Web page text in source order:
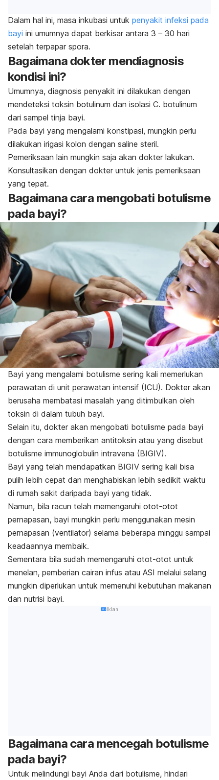
Dalam hal ini, masa inkubasi untuk penyakit infeksi pada
bayi ini umumnya dapat berkisar antara 3 – 30 hari
setelah terpapar spora.
Bagaimana dokter mendiagnosis
kondisi ini?
Umumnya, diagnosis penyakit ini dilakukan dengan
mendeteksi toksin botulinum dan isolasi C. botulinum
dari sampel tinja bayi.
Pada bayi yang mengalami konstipasi, mungkin perlu
dilakukan irigasi kolon dengan saline steril.
Pemeriksaan lain mungkin saja akan dokter lakukan.
Konsultasikan dengan dokter untuk jenis pemeriksaan
yang tepat.
Bagaimana cara mengobati botulisme
pada bayi?
Bayi yang mengalami botulisme sering kali memerlukan
perawatan di unit perawatan intensif (ICU). Dokter akan
berusaha membatasi masalah yang ditimbulkan oleh
toksin di dalam tubuh bayi.
Selain itu, dokter akan mengobati botulisme pada bayi
dengan cara memberikan antitoksin atau yang disebut
botulisme immunoglobulin intravena (BIGIV).
Bayi yang telah mendapatkan BIGIV sering kali bisa
pulih lebih cepat dan menghabiskan lebih sedikit waktu
di rumah sakit daripada bayi yang tidak.
Namun, bila racun telah memengaruhi otot-otot
pernapasan, bayi mungkin perlu menggunakan mesin
pernapasan (ventilator) selama beberapa minggu sampai
keadaannya membaik.
Sementara bila sudah memengaruhi otot-otot untuk
menelan, pemberian cairan infus atau ASI melalui selang
mungkin diperlukan untuk memenuhi kebutuhan makanan
dan nutrisi bayi.
Iklan
Bagaimana cara mencegah botulisme
pada bayi?
Untuk melindungi bayi Anda dari botulisme, hindari